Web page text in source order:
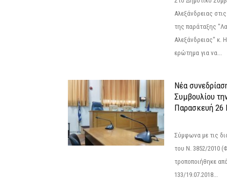
Αλεξάνδρειας
της παράταξης
Αλεξάνδρειας" κ.
ερώτημα για να...
Νέα
Συμβουλίου
Παρασκευή 26
Σύμφωνα με τις
του Ν. 3852/2010
τροποποιήθηκε
133/19.07.2018...